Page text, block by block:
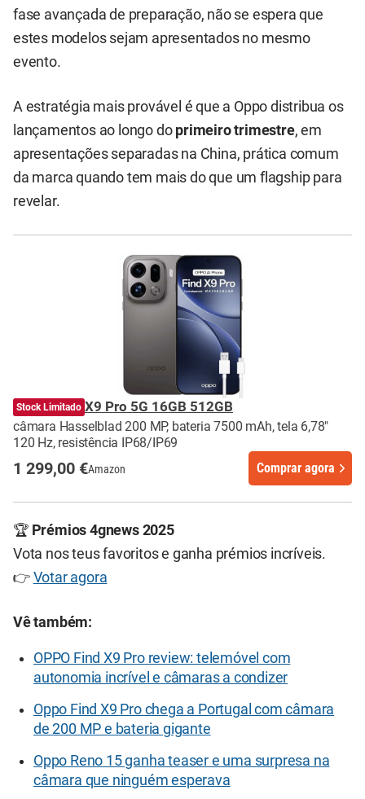
fase avançada de preparação, não se espera que
estes modelos sejam apresentados no mesmo
evento.
A estratégia mais provável é que a Oppo distribua os
lançamentos ao longo do primeiro trimestre, em
apresentações separadas na China, prática comum
da marca quando tem mais do que um flagship para
revelar.
OPPO Find X9 Pro 5G 16GB 512GB
câmara Hasselblad 200 MP, bateria 7500 mAh, tela 6,78"
120 Hz, resistência IP68/IP69
Stock Limitado
1 299,00 €Amazon Comprar agora
🏆 Prémios 4gnews 2025
Vota nos teus favoritos e ganha prémios incríveis.
👉 Votar agora
Vê também:
OPPO Find X9 Pro review: telemóvel com
autonomia incrível e câmaras a condizer
Oppo Find X9 Pro chega a Portugal com câmara
de 200 MP e bateria gigante
Oppo Reno 15 ganha teaser e uma surpresa na
câmara que ninguém esperava